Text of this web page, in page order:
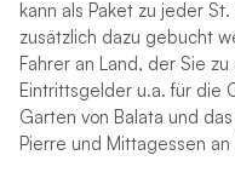
kann als Paket zu jeder
zusätzlich dazu gebucht
Fahrer an Land, der Sie
Eintrittsgelder u.a. für die
Garten von Balata und
Pierre und Mittagessen